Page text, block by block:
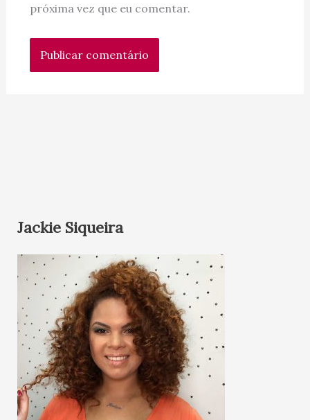
próxima vez que eu comentar.
Jackie Siqueira